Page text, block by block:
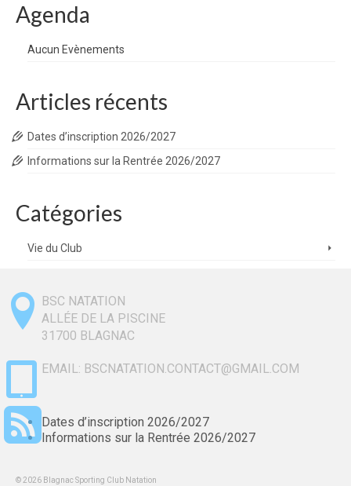
Agenda
Aucun Evènements
Articles récents
Dates d’inscription 2026/2027
Informations sur la Rentrée 2026/2027
Catégories
Vie du Club
BSC NATATION
ALLÉE DE LA PISCINE
31700 BLAGNAC
EMAIL: BSCNATATION.CONTACT@GMAIL.COM
Dates d’inscription 2026/2027
Informations sur la Rentrée 2026/2027
© 2026 Blagnac Sporting Club Natation